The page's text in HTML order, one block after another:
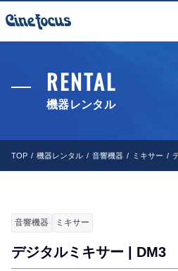
RENTAL
機器レンタル
TOP 機器レンタル 音響機器 ミキサー
音響機器 ミキサー
デジタルミキサー | DM3